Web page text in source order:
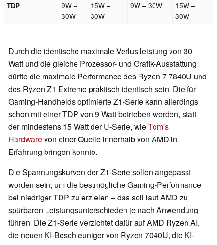
TDP
9W –
30W
15W –
30W
9W – 30W
15W –
30W
Durch die identische maximale Verlustleistung von 30
Watt und die gleiche Prozessor- und Grafik-Ausstattung
dürfte die maximale Performance des Ryzen 7 7840U und
des Ryzen Z1 Extreme praktisch identisch sein. Die für
Gaming-Handhelds optimierte Z1-Serie kann allerdings
schon mit einer TDP von 9 Watt betrieben werden, statt
der mindestens 15 Watt der U-Serie, wieTom's
Hardwarevon einer Quelle innerhalb von AMD in
Erfahrung bringen konnte.
Die Spannungskurven der Z1-Serie sollen angepasst
worden sein, um die bestmögliche Gaming-Performance
bei niedriger TDP zu erzielen – das soll laut AMD zu
spürbaren Leistungsunterschieden je nach Anwendung
führen. Die Z1-Serie verzichtet dafür auf AMD Ryzen AI,
die neuen KI-Beschleuniger von Ryzen 7040U, die KI-